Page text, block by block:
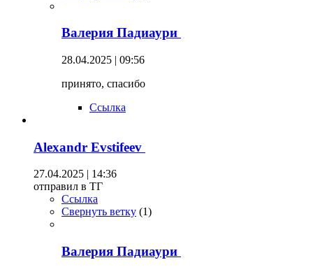
Валерия Падиаури
28.04.2025 | 09:56
принято, спасибо
Ссылка
Alexandr Evstifeev
27.04.2025 | 14:36
отправил в ТГ
Ссылка
Свернуть ветку (1)
Валерия Падиаури